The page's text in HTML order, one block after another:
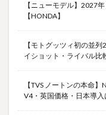
【ニューモデル】2027
【HONDA】
【モトグッツィ初の並
イショット・ライバル比
【TVS ノートンの本命
V4・英国価格・日本導入